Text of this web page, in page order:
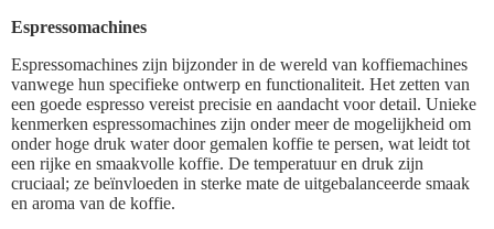
Espressomachines
Espressomachines zijn bijzonder in de wereld van koffiemachines
vanwege hun specifieke ontwerp en functionaliteit. Het zetten van
een goede espresso vereist precisie en aandacht voor detail. Unieke
kenmerken espressomachines zijn onder meer de mogelijkheid om
onder hoge druk water door gemalen koffie te persen, wat leidt tot
een rijke en smaakvolle koffie. De temperatuur en druk zijn
cruciaal; ze beïnvloeden in sterke mate de uitgebalanceerde smaak
en aroma van de koffie.